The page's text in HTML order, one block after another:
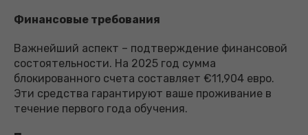
Финансовые требования
Важнейший аспект – подтверждение финансовой
состоятельности. На 2025 год сумма
блокированного счета составляет €11,904 евро.
Эти средства гарантируют ваше проживание в
течение первого года обучения.